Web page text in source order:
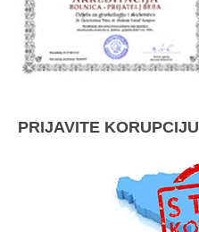
PRIJAVITE KORUPCIJU